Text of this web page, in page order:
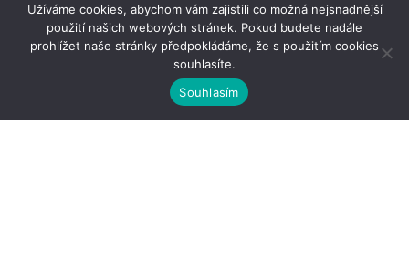
Užíváme cookies, abychom vám zajistili co možná nejsnadnější
použití našich webových stránek. Pokud budete nadále
prohlížet naše stránky předpokládáme, že s použitím cookies
souhlasíte.
Souhlasím